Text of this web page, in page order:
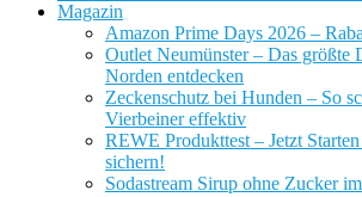
Magazin
Amazon Prime Days 2026 –
Outlet Neumünster – Das größte
Norden entdecken
Zeckenschutz bei Hunden – So
Vierbeiner effektiv
REWE Produkttest – Jetzt
sichern!
Sodastream Sirup ohne Zucker